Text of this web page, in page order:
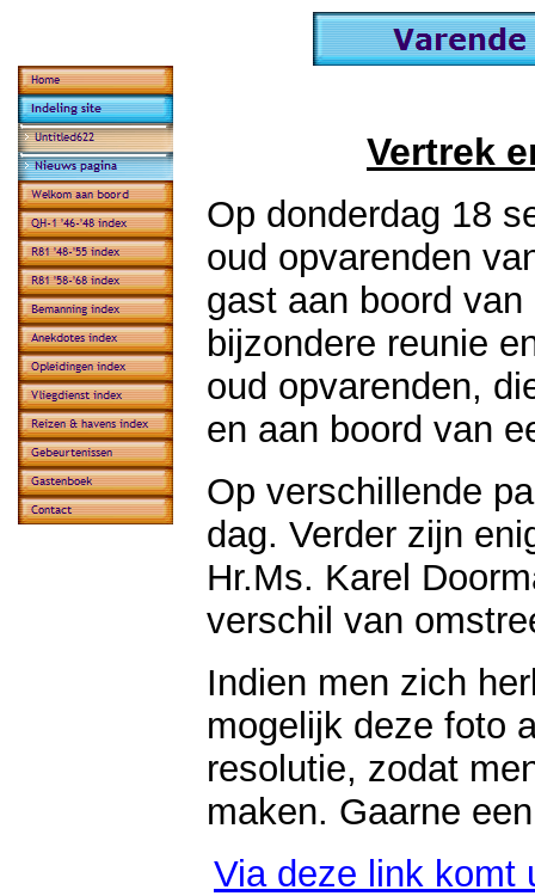
Vertrek
Op donderdag 18
oud opvarenden
gast aan boord
bijzondere reunie
oud opvarenden,
en aan boord van
Op verschillende
dag. Verder zijn
Hr.Ms. Karel
verschil van
Indien men zich
mogelijk deze foto
resolutie, zodat
maken. Gaarne
Via deze link komt